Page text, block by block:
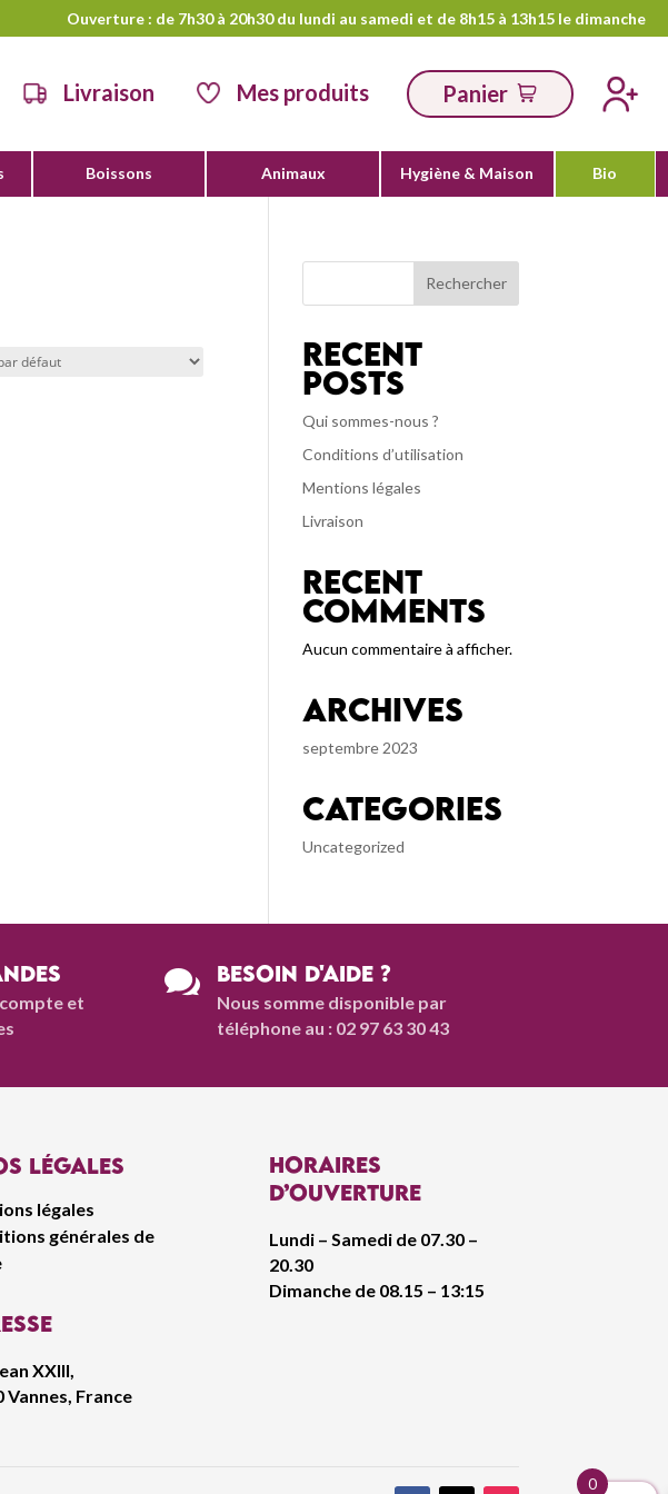
Ouverture : de 7h30 à 20h30 du lundi au samedi et de 8h15 à 13h15 le dimanche
Livraison Mes produits Panier
Boissons Animaux Hygiène & Maison Bio
Rechercher
Recent
Posts
Qui sommes-nous ?
Conditions d’utilisation
Mentions légales
Livraison
Recent
Comments
Aucun commentaire à afficher.
Archives
septembre 2023
Categories
Uncategorized
et
 Besoin d'aide ?
Nous somme disponible par
téléphone au : 02 97 63 30 43
légales
légales
générales de
XXIII,
Vannes, France
Horaires
d’ouverture
Lundi – Samedi de 07.30 –
20.30
Dimanche de 08.15 – 13:15
0